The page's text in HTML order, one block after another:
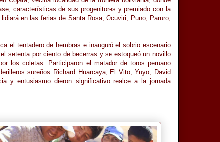
características de sus progenitores y premiado con la
en las ferias de Santa Rosa, Ocuviri, Puno, Paruro,
el tentadero de hembras e inauguró el sobrio escenario
setenta por ciento de becerras y se estoqueó un novillo
los coletas. Participaron el matador de toros peruano
sureños Richard Huarcaya, El Vito, Yuyo, David
y entusiasmo dieron significativo realce a la jornada